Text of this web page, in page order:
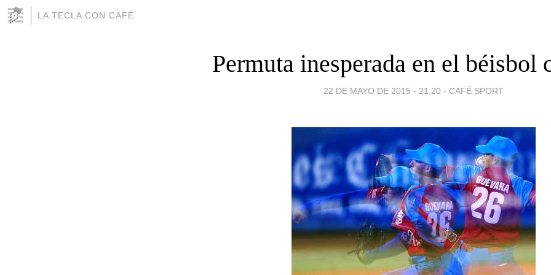
LA TECLA CON CAFÉ
Permuta inesperada en el béisbol
22 DE MAYO DE 2015 - 21:20 - CAFÉ SPORT